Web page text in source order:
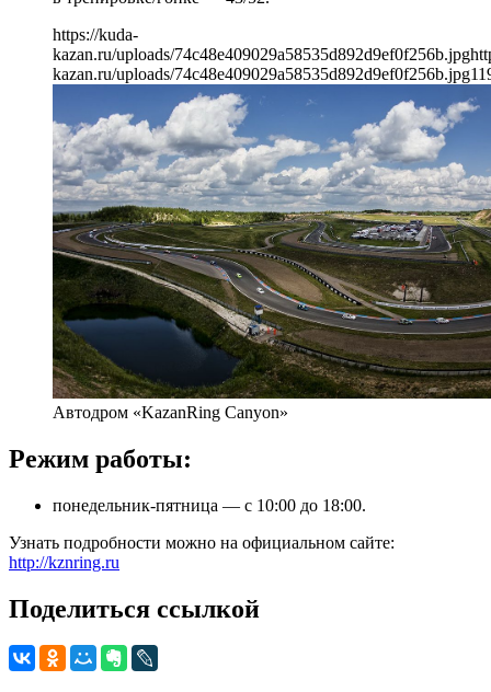
https://kuda-
kazan.ru/uploads/74c48e409029a58535d892d9ef0f256b.jpg
kazan.ru/uploads/74c48e409029a58535d892d9ef0f256b.jpg
Автодром «KazanRing Canyon»
Режим работы:
понедельник-пятница — с 10:00 до 18:00.
Узнать подробности можно на официальном сайте:
http://kznring.ru
Поделиться ссылкой